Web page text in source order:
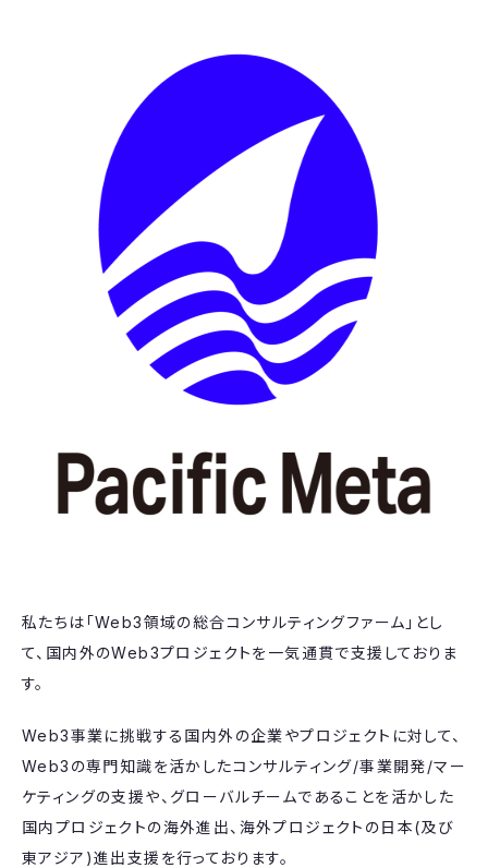
私たちは「Web3領域の総合コンサルティングファーム」とし
て、国内外のWeb3プロジェクトを一気通貫で支援しておりま
す。
Web3事業に挑戦する国内外の企業やプロジェクトに対して、
Web3の専門知識を活かしたコンサルティング/事業開発/マー
ケティングの支援や、グローバルチームであることを活かした
国内プロジェクトの海外進出、海外プロジェクトの日本(及び
東アジア)進出支援を行っております。